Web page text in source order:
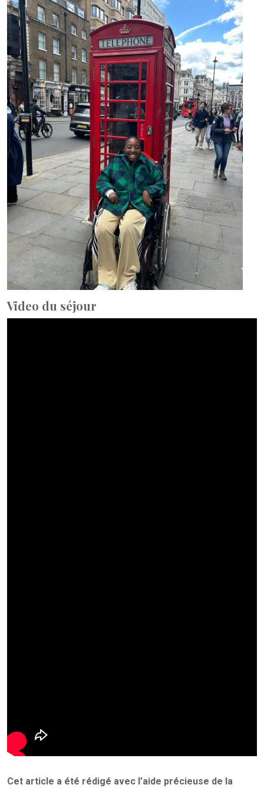
Video du séjour
Cet article a été rédigé avec l’aide précieuse de la